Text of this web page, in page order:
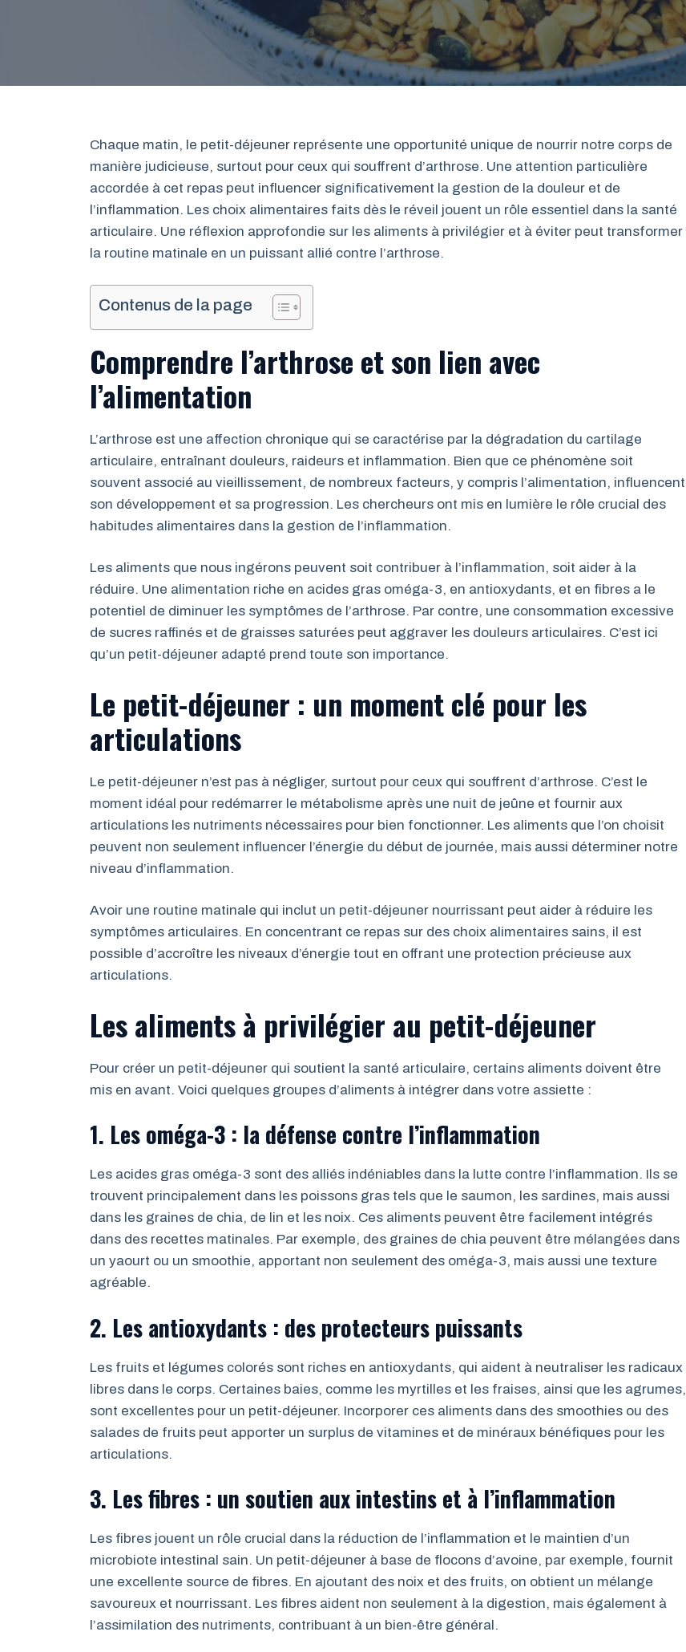
Chaque matin, le petit-déjeuner représente une opportunité unique de nourrir notre corps de
manière judicieuse, surtout pour ceux qui souffrent d’arthrose. Une attention particulière
accordée à cet repas peut influencer significativement la gestion de la douleur et de
l’inflammation. Les choix alimentaires faits dès le réveil jouent un rôle essentiel dans la santé
articulaire. Une réflexion approfondie sur les aliments à privilégier et à éviter peut transformer
la routine matinale en un puissant allié contre l’arthrose.
Contenus de la page
Comprendre l’arthrose et son lien avec
l’alimentation
L’arthrose est une affection chronique qui se caractérise par la dégradation du cartilage
articulaire, entraînant douleurs, raideurs et inflammation. Bien que ce phénomène soit
souvent associé au vieillissement, de nombreux facteurs, y compris l’alimentation, influencent
son développement et sa progression. Les chercheurs ont mis en lumière le rôle crucial des
habitudes alimentaires dans la gestion de l’inflammation.
Les aliments que nous ingérons peuvent soit contribuer à l’inflammation, soit aider à la
réduire. Une alimentation riche en acides gras oméga-3, en antioxydants, et en fibres a le
potentiel de diminuer les symptômes de l’arthrose. Par contre, une consommation excessive
de sucres raffinés et de graisses saturées peut aggraver les douleurs articulaires. C’est ici
qu’un petit-déjeuner adapté prend toute son importance.
Le petit-déjeuner : un moment clé pour les
articulations
Le petit-déjeuner n’est pas à négliger, surtout pour ceux qui souffrent d’arthrose. C’est le
moment idéal pour redémarrer le métabolisme après une nuit de jeûne et fournir aux
articulations les nutriments nécessaires pour bien fonctionner. Les aliments que l’on choisit
peuvent non seulement influencer l’énergie du début de journée, mais aussi déterminer notre
niveau d’inflammation.
Avoir une routine matinale qui inclut un petit-déjeuner nourrissant peut aider à réduire les
symptômes articulaires. En concentrant ce repas sur des choix alimentaires sains, il est
possible d’accroître les niveaux d’énergie tout en offrant une protection précieuse aux
articulations.
Les aliments à privilégier au petit-déjeuner
Pour créer un petit-déjeuner qui soutient la santé articulaire, certains aliments doivent être
mis en avant. Voici quelques groupes d’aliments à intégrer dans votre assiette :
1. Les oméga-3 : la défense contre l’inflammation
Les acides gras oméga-3 sont des alliés indéniables dans la lutte contre l’inflammation. Ils se
trouvent principalement dans les poissons gras tels que le saumon, les sardines, mais aussi
dans les graines de chia, de lin et les noix. Ces aliments peuvent être facilement intégrés
dans des recettes matinales. Par exemple, des graines de chia peuvent être mélangées dans
un yaourt ou un smoothie, apportant non seulement des oméga-3, mais aussi une texture
agréable.
2. Les antioxydants : des protecteurs puissants
Les fruits et légumes colorés sont riches en antioxydants, qui aident à neutraliser les radicaux
libres dans le corps. Certaines baies, comme les myrtilles et les fraises, ainsi que les agrumes,
sont excellentes pour un petit-déjeuner. Incorporer ces aliments dans des smoothies ou des
salades de fruits peut apporter un surplus de vitamines et de minéraux bénéfiques pour les
articulations.
3. Les fibres : un soutien aux intestins et à l’inflammation
Les fibres jouent un rôle crucial dans la réduction de l’inflammation et le maintien d’un
microbiote intestinal sain. Un petit-déjeuner à base de flocons d’avoine, par exemple, fournit
une excellente source de fibres. En ajoutant des noix et des fruits, on obtient un mélange
savoureux et nourrissant. Les fibres aident non seulement à la digestion, mais également à
l’assimilation des nutriments, contribuant à un bien-être général.